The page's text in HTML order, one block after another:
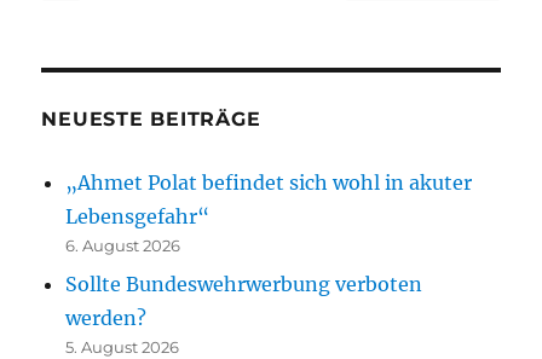
NEUESTE BEITRÄGE
„Ahmet Polat befindet sich wohl in akuter
Lebensgefahr“
6. August 2026
Sollte Bundeswehrwerbung verboten
werden?
5. August 2026